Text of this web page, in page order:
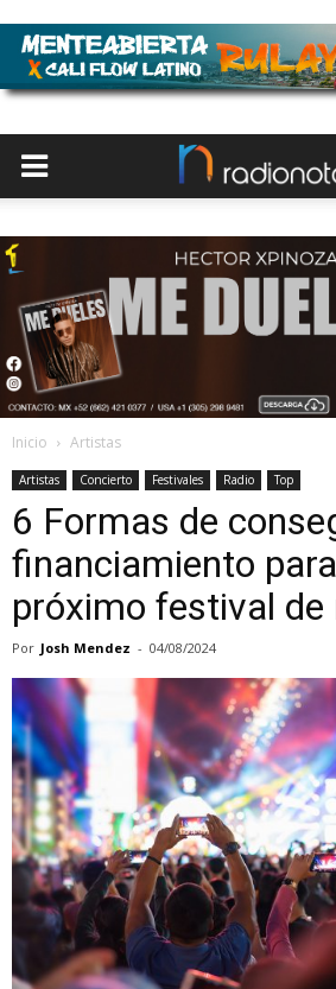
Inicio Artistas
Artistas Concierto Festivales Radio Top
6 Formas de
financiamiento
próximo festival de
Por Josh Mendez - 04/08/2024